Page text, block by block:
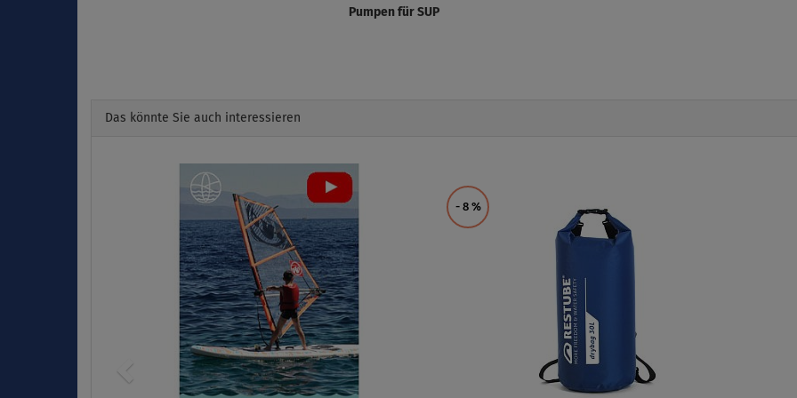
Pumpen für SUP
Das könnte Sie auch interessieren
- 8 %
Previous